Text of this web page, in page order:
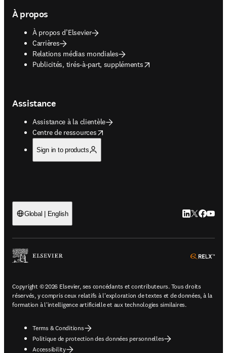
À propos
À propos d’Elsevier
Carrières
Relations médias mondiales
Publicités, tirés-à-part, suppléments
opens in new tab/window
Assistance
Assistance à la clientèle
Centre de ressources
opens in new tab/window
Sign in to products
Global | English LinkedIn
Twitter
Copyright © 2026 Elsevier, ses concédants et contributeurs. Tous droits
réservés, y compris ceux relatifs à l'exploration de textes et de données, à la
formation à l'intelligence artificielle et aux technologies similaires.
Terms & Conditions
Politique de protection des données personnelles
Accessibility